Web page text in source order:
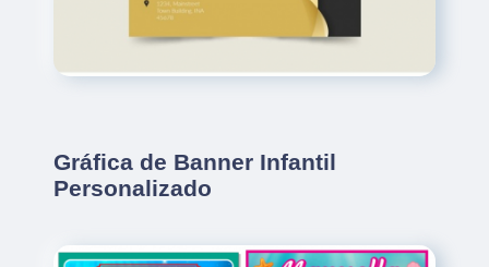
Gráfica de Banner Infantil
Personalizado